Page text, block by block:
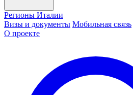
Регионы Италии
Визы и документы Мобильная связь
О проекте